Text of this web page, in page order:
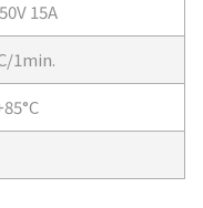
15A
1min.